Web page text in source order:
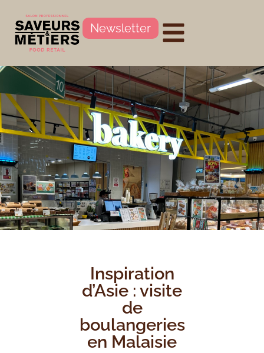
Newsletter
Inspiration
d’Asie : visite
de
boulangeries
en Malaisie